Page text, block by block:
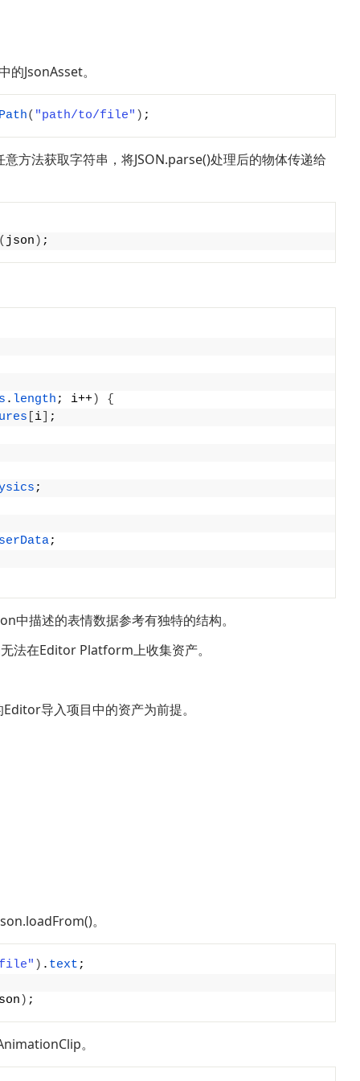
JsonAsset。
( "path/to/file" ) ;
方法获取字符串，将JSON.parse()处理后的物体传递给
( json ) ;
. length ; i++)
{
i
;
;
;
描述的表情数据参考有独特的结构。
法在Editor Platform上收集资产。
导入项目中的资产为前提。
。
file" ) . text ;
) ;
。